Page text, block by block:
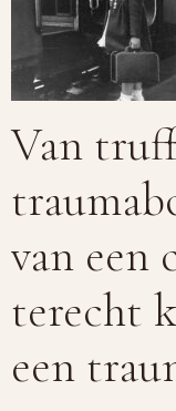
Van
van een
terecht
een